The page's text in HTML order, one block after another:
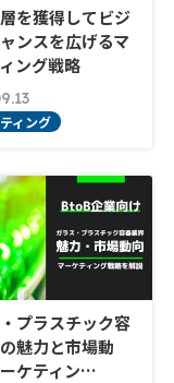
を獲得してビジ
ンスを広げるマ
ング戦略
ィング
プラスチック容
魅力と市場動
ケティン…